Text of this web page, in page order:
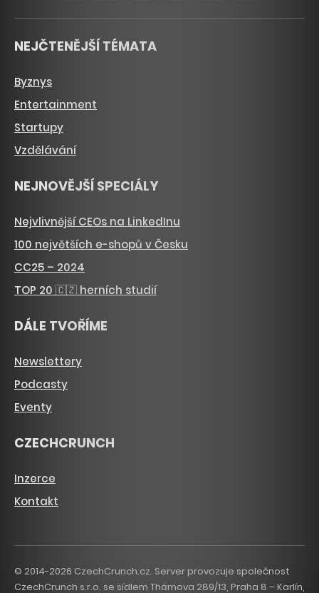
NEJČTENĚJŠÍ TÉMATA
Byznys
Entertainment
Startupy
Vzdělávání
NEJNOVĚJŠÍ SPECIÁLY
Nejvlivnější CEOs na LinkedInu
100 největších e-shopů v Česku
CC25 – 2024
TOP 20 🇨🇿 herních studií
DÁLE TVOŘÍME
Newslettery
Podcasty
Eventy
CZECHCRUNCH
Inzerce
Kontakt
© 2014-2026 CzechCrunch.cz. Server provozuje společnost
CzechCrunch s.r.o. se sídlem Thámova 289/13, Praha 8 – Karlín,